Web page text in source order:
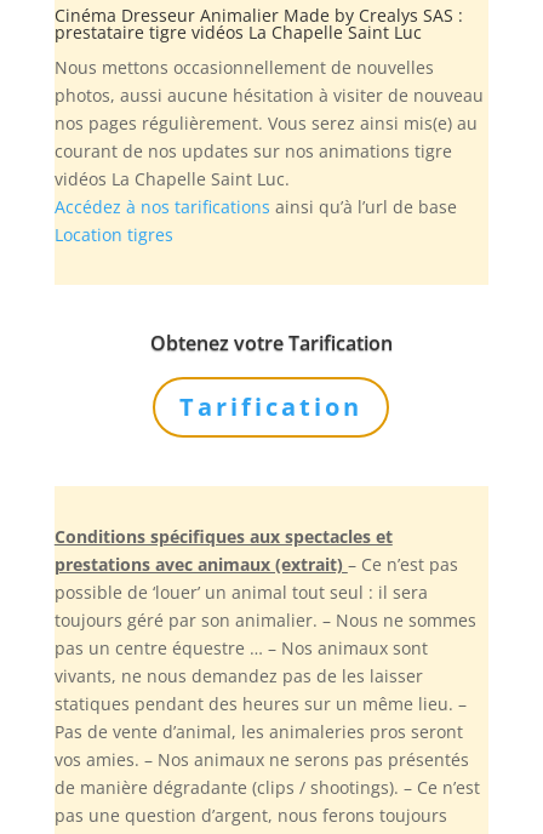
Cinéma Dresseur Animalier Made by Crealys SAS :
prestataire tigre vidéos La Chapelle Saint Luc
Nous mettons occasionnellement de nouvelles
photos, aussi aucune hésitation à visiter de nouveau
nos pages régulièrement. Vous serez ainsi mis(e) au
courant de nos updates sur nos animations tigre
vidéos La Chapelle Saint Luc.
Accédez à nos tarifications ainsi qu’à l’url de base
Location tigres
Obtenez votre Tarification
Tarification
Conditions spécifiques aux spectacles et
prestations avec animaux (extrait) – Ce n’est pas
possible de ‘louer’ un animal tout seul : il sera
toujours géré par son animalier. – Nous ne sommes
pas un centre équestre … – Nos animaux sont
vivants, ne nous demandez pas de les laisser
statiques pendant des heures sur un même lieu. –
Pas de vente d’animal, les animaleries pros seront
vos amies. – Nos animaux ne serons pas présentés
de manière dégradante (clips / shootings). – Ce n’est
pas une question d’argent, nous ferons toujours